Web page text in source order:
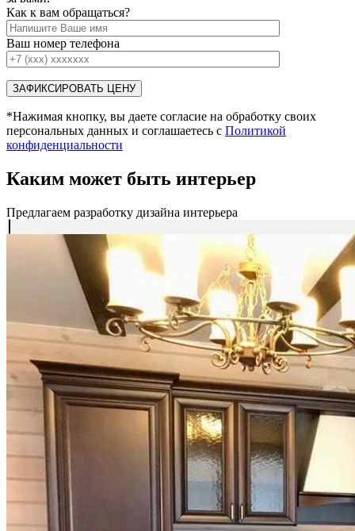
Как к вам обращаться?
Ваш номер телефона
*Нажимая кнопку, вы даете согласие на обработку своих
персональных данных и соглашаетесь с Политикой
конфиденциальности
Каким может быть интерьер
Предлагаем разработку дизайна интерьера